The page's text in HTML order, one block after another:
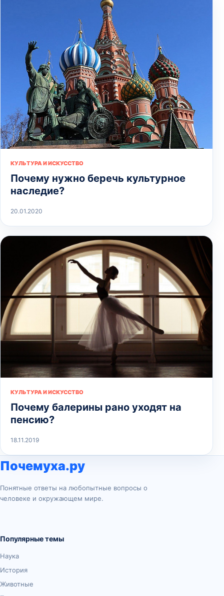
КУЛЬТУРА И ИСКУССТВО
Почему нужно беречь культурное
наследие?
20.01.2020
КУЛЬТУРА И ИСКУССТВО
Почему балерины рано уходят на
пенсию?
18.11.2019
Почемуха.ру
Понятные ответы на любопытные вопросы о
человеке и окружающем мире.
Популярные темы
Наука
История
Животные